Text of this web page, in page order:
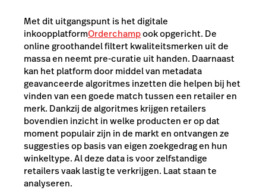
Met dit uitgangspunt is het digitale
inkoopplatformOrderchampook opgericht. De
online groothandel filtert kwaliteitsmerken uit de
massa en neemt pre-curatie uit handen. Daarnaast
kan het platform door middel van metadata
geavanceerde algoritmes inzetten die helpen bij het
vinden van een goede match tussen een retailer en
merk. Dankzij de algoritmes krijgen retailers
bovendien inzicht inwelke producten er op dat
moment populair zijn in de markt en ontvangen ze
suggesties op basis van eigen zoekgedrag en hun
winkeltype. Al deze data is voor zelfstandige
retailers vaak lastig te verkrijgen. Laat staan te
analyseren.